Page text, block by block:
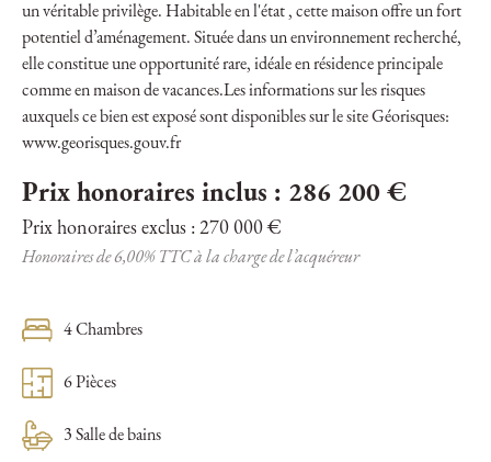
un véritable privilège. Habitable en l'état , cette maison offre un fort
potentiel d’aménagement. Située dans un environnement recherché,
elle constitue une opportunité rare, idéale en résidence principale
comme en maison de vacances.Les informations sur les risques
auxquels ce bien est exposé sont disponibles sur le site Géorisques:
www.georisques.gouv.fr
Prix honoraires inclus : 286 200 €
Prix honoraires exclus : 270 000 €
Honoraires de 6,00% TTC à la charge de l’acquéreur
4 Chambres
6 Pièces
3 Salle de bains